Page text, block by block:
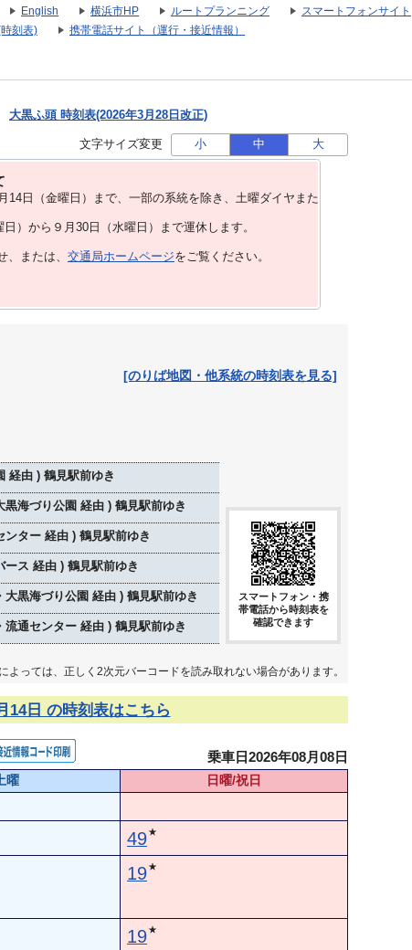
English 横浜市HP ルートプランニング
スマートフォンサイト
刻表) 携帯電話サイト（運行・接近情報）
大黒ふ頭 時刻表(2026年3月28日改正)
文字サイズ変更 小 中 大
⽇（金曜日）まで、⼀部の系統を除き、⼟曜ダイヤまた
）から９月30日（水曜日）まで運休します。
、または、 交通局ホームページをご覧ください。
[のりば地図・他系統の時刻表を見る]
経由 ) 鶴見駅前ゆき
黒海づり公園 経由 ) 鶴見駅前ゆき
ンター 経由 ) 鶴見駅前ゆき
ース 経由 ) 鶴見駅前ゆき
大黒海づり公園 経由 ) 鶴見駅前ゆき
流通センター 経由 ) 鶴見駅前ゆき
スマートフォン・携
帯電話から時刻表を
確認できます
よっては、正しく2次元バーコードを読み取れない場合があります。
14日 の時刻表はこちら
乗車日2026年08月08日
曜
日曜/祝日
49★
19★
19★